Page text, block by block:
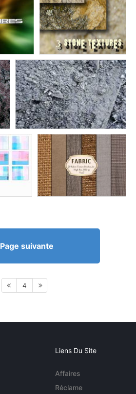
Page suivante
4
Liens Du Site
Affaires
Réclame